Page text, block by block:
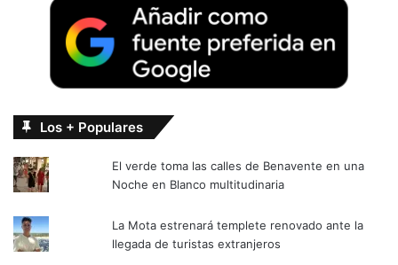
Los + Populares
El verde toma las calles de Benavente en una
Noche en Blanco multitudinaria
La Mota estrenará templete renovado ante la
llegada de turistas extranjeros